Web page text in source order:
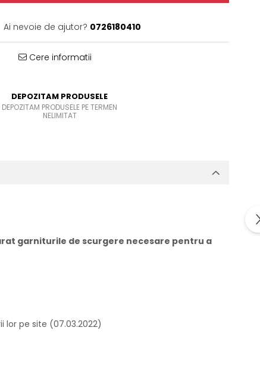
Ai nevoie de ajutor? 0726180410
Cere informatii
DEPOZITAM PRODUSELE
DEPOZITAM PRODUSELE PE TERMEN
NELIMITAT
garniturile de scurgere necesare pentru a
pe site (07.03.2022)